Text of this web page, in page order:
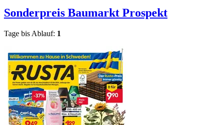
Sonderpreis Baumarkt Prospekt
Tage bis Ablauf: 1